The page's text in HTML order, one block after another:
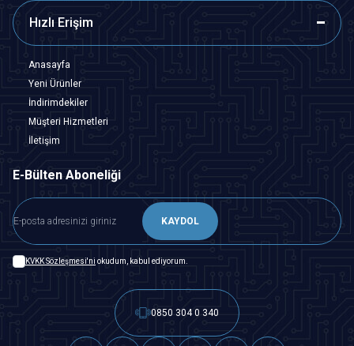
Hızlı Erişim
Anasayfa
Yeni Ürünler
İndirimdekiler
Müşteri Hizmetleri
İletişim
E-Bülten Aboneliği
KAYDOL
KVKK Sözleşmesi'ni okudum, kabul ediyorum.
0850 304 0 340